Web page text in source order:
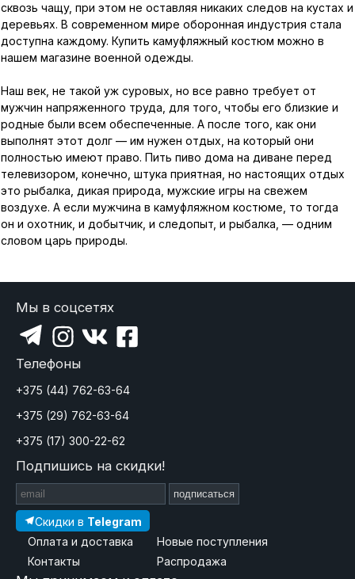
сквозь чащу, при этом не оставляя никаких следов на кустах и
деревьях. В современном мире оборонная индустрия стала
доступна каждому. Купить камуфляжный костюм можно в
нашем магазине военной одежды.
Наш век, не такой уж суровых, но все равно требует от
мужчин напряженного труда, для того, чтобы его близкие и
родные были всем обеспеченные. А после того, как они
выполнят этот долг — им нужен отдых, на который они
полностью имеют право. Пить пиво дома на диване перед
телевизором, конечно, штука приятная, но настоящих отдых
это рыбалка, дикая природа, мужские игры на свежем
воздухе. А если мужчина в камуфляжном костюме, то тогда
он и охотник, и добытчик, и следопыт, и рыбалка, — одним
словом царь природы.
Мы в соцсетях
Телефоны
+375 (44) 762-63-64
+375 (29) 762-63-64
+375 (17) 300-22-62
Подпишись на скидки!
подписаться
Скидки в Telegram
Оплата и доставка
Контакты
Новые поступления
Распродажа